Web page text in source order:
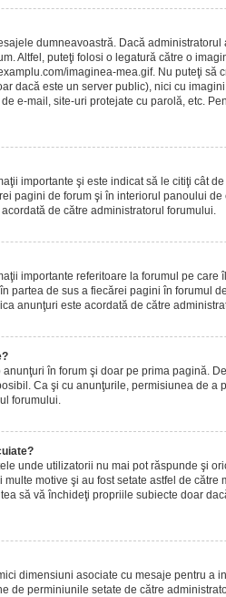
dumneavoastră. Dacă
Altfel, puteţi folosi o legatură către o
imaginea-mea.gif. Nu puteţi să
dacă este un server public), nici cu
e-mail, site-uri protejate cu parolă, etc.
importante şi este indicat să le citiţi cât
pagini de forum şi în interiorul panoului
de către administratorul forumului.
importante referitoare la forumul pe care
partea de sus a fiecărei pagini în forumul
anunţuri este acordată de către
în forum şi doar pe prima pagină.
Ca şi cu anunţurile, permisiunea de a
forumului.
unde utilizatorii nu mai pot răspunde şi
motive şi au fost setate astfel de către
să vă închideţi propriile subiecte doar
dimensiuni asociate cu mesaje pentru a
de perminiunile setate de către